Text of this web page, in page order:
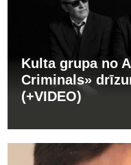
Kulta grupa no
Criminals»
(+VIDEO)